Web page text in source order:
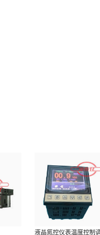
液晶氮控仪表温度控制